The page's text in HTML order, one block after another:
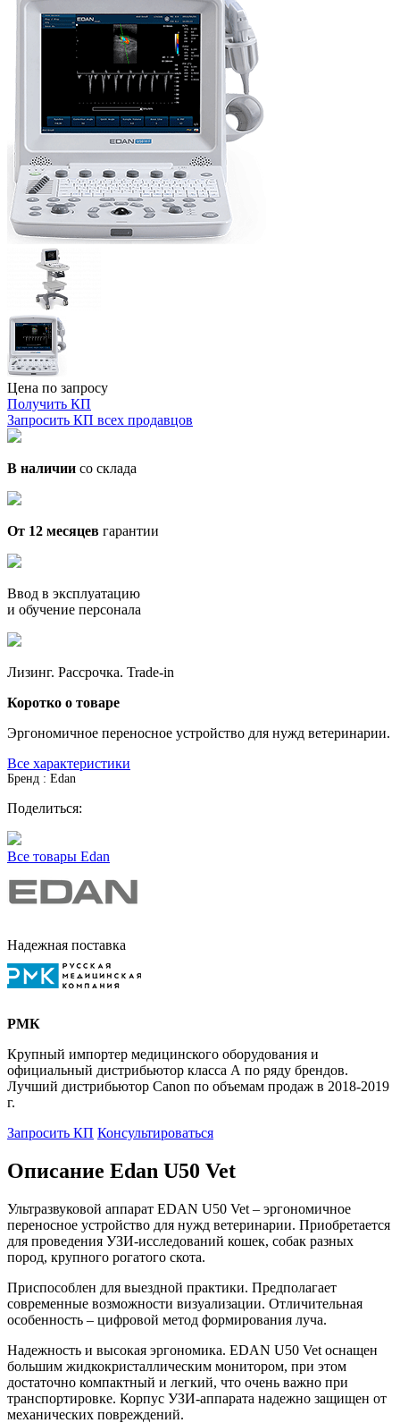
Цена по запросу
Получить КП
Запросить КП всех продавцов
В наличии со склада
От 12 месяцев гарантии
Ввод в эксплуатацию
и обучение персонала
Лизинг. Рассрочка. Trade-in
Коротко о товаре
Эргономичное переносное устройство для нужд ветеринарии.
Все характеристики
Бренд : Edan
Поделиться:
Все товары Edan
Надежная поставка
РМК
Крупный импортер медицинского оборудования и
официальный дистрибьютор класса А по ряду брендов.
Лучший дистрибьютор Canon по объемам продаж в 2018-2019
г.
Запросить КП Консультироваться
Описание Edan U50 Vet
Ультразвуковой аппарат EDAN U50 Vet – эргономичное
переносное устройство для нужд ветеринарии. Приобретается
для проведения УЗИ-исследований кошек, собак разных
пород, крупного рогатого скота.
Приспособлен для выездной практики. Предполагает
современные возможности визуализации. Отличительная
особенность – цифровой метод формирования луча.
Надежность и высокая эргономика. EDAN U50 Vet оснащен
большим жидкокристаллическим монитором, при этом
достаточно компактный и легкий, что очень важно при
транспортировке. Корпус УЗИ-аппарата надежно защищен от
механических повреждений.